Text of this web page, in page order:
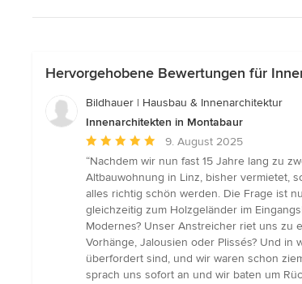
Hervorgehobene Bewertungen für
Bildhauer | Hausbau & Innenarchitektur
Innenarchitekten in Montabaur
Durchschnittliche
Bewertung:
5
von
5
Sternen
9. August 2025
“Nachdem wir nun fast 15 Jahre lang zu
Altbauwohnung in Linz, bisher vermietet,
alles richtig schön werden. Die Frage ist
gleichzeitig zum Holzgeländer im
Modernes? Unser Anstreicher riet uns zu
Vorhänge, Jalousien oder Plissés? Und
überfordert sind, und wir waren schon
sprach uns sofort an und wir baten um